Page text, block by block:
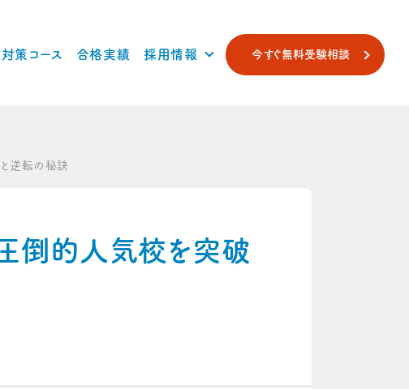
策コース 合格実績 採用情報 今すぐ無料受験相談
逆転の秘訣
倒的人気校を突破